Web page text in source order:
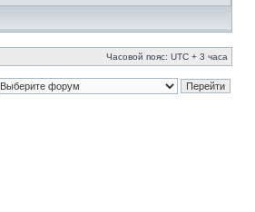
Часовой пояс: UTC + 3 часа